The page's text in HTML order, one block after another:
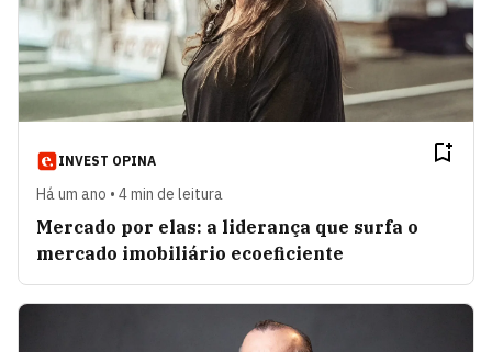
INVEST OPINA
Há um ano • 4 min de leitura
Mercado por elas: a liderança que surfa o
mercado imobiliário ecoeficiente